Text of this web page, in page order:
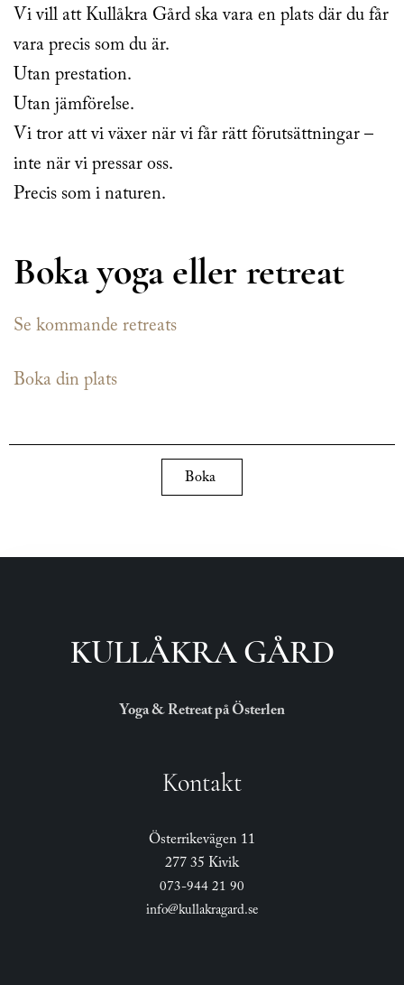
Vi vill att Kullåkra Gård ska vara en plats där du får
vara precis som du är.
Utan prestation.
Utan jämförelse.
Vi tror att vi växer när vi får rätt förutsättningar –
inte när vi pressar oss.
Precis som i naturen.
Boka yoga eller retreat
Se kommande retreats
Boka din plats
Boka
KULLÅKRA GÅRD
Yoga & Retreat på Österlen
Kontakt
Österrikevägen 11
277 35 Kivik
073-944 21 90
info@kullakragard.se